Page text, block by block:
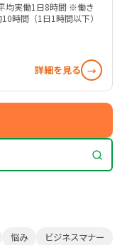
実働1日8時間 ※働き
時間（1日1時間以下）
詳細を見る →
悩み
ビジネスマナー